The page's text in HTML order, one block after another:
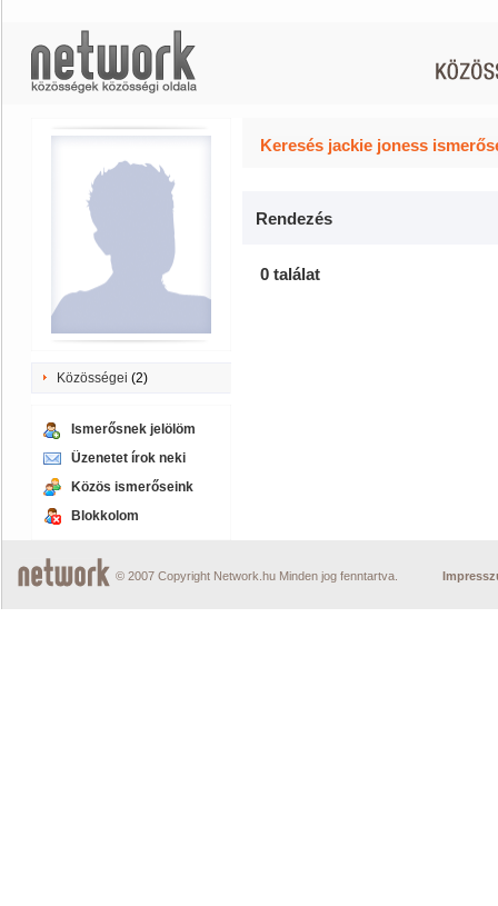
Közösségei (2)
Ismerősnek jelölöm
Üzenetet írok neki
Közös ismerőseink
Blokkolom
Keresés jackie joness
Rendezés
0 találat
© 2007 Copyright Network.hu Minden jog fenntartva.